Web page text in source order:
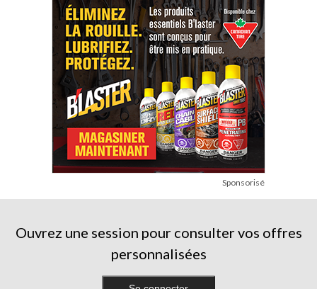
Sponsorisé
Ouvrez une session pour consulter vos offres
personnalisées